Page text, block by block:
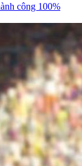
công 100%